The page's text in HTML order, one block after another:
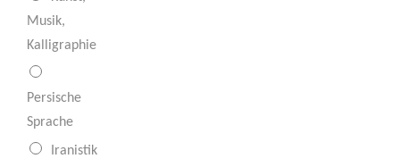
Musik,
Kalligraphie
Persische
Sprache
Iranistik